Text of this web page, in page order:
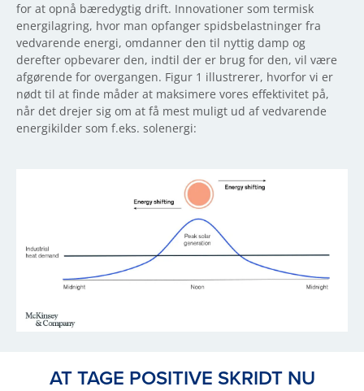
for at opnå bæredygtig drift. Innovationer som termisk
energilagring, hvor man opfanger spidsbelastninger fra
vedvarende energi, omdanner den til nyttig damp og
derefter opbevarer den, indtil der er brug for den, vil være
afgørende for overgangen. Figur 1 illustrerer, hvorfor vi er
nødt til at finde måder at maksimere vores effektivitet på,
når det drejer sig om at få mest muligt ud af vedvarende
energikilder som f.eks. solenergi:
AT TAGE POSITIVE SKRIDT NU